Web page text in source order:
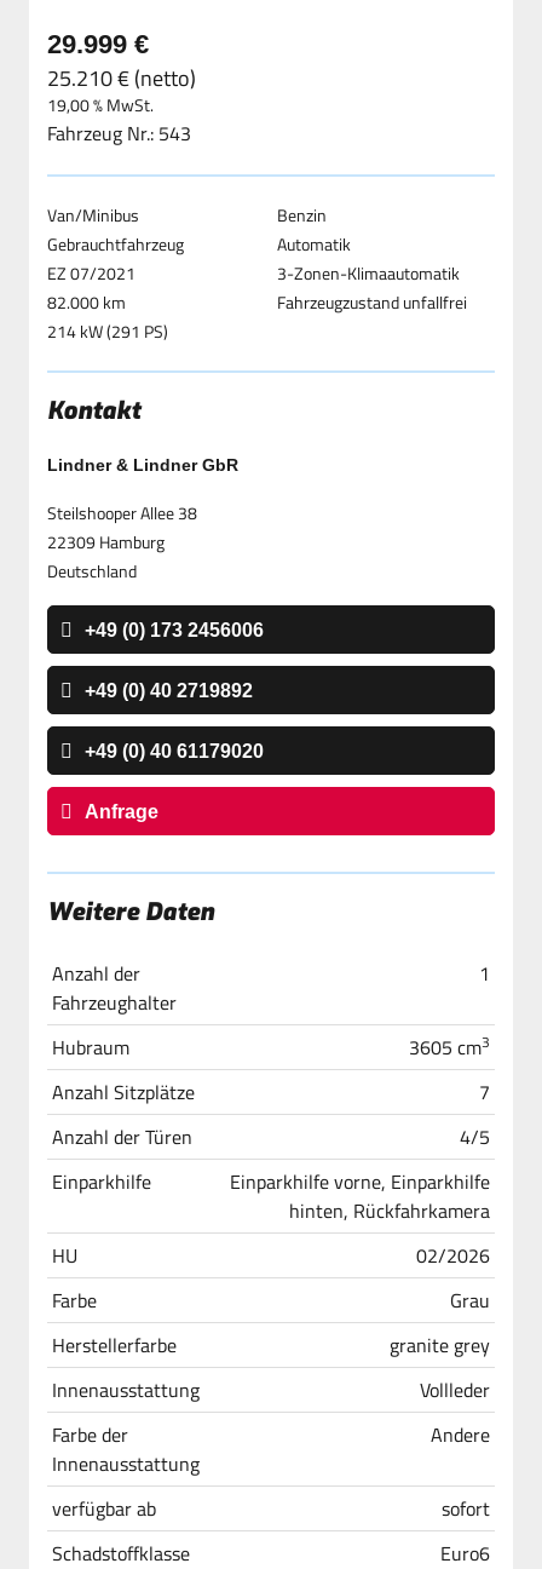
29.999 €
25.210 € (netto)
19,00 % MwSt.
Fahrzeug Nr.: 543
Van/Minibus
Gebrauchtfahrzeug
EZ 07/2021
82.000 km
214 kW (291 PS)
Benzin
Automatik
3-Zonen-Klimaautomatik
Fahrzeugzustand unfallfrei
Kontakt
Lindner & Lindner GbR
Steilshooper Allee 38
22309 Hamburg
Deutschland
+49 (0) 173 2456006
+49 (0) 40 2719892
+49 (0) 40 61179020
Anfrage
Weitere Daten
Anzahl der
Fahrzeughalter
1
Hubraum 3605 cm3
Anzahl Sitzplätze
7
Anzahl der Türen
4/5
Einparkhilfe
Einparkhilfe vorne, Einparkhilfe
hinten, Rückfahrkamera
HU
02/2026
Farbe
Grau
Herstellerfarbe
granite grey
Innenausstattung
Vollleder
Farbe der
Innenausstattung
Andere
verfügbar ab
sofort
Schadstoffklasse
Euro6